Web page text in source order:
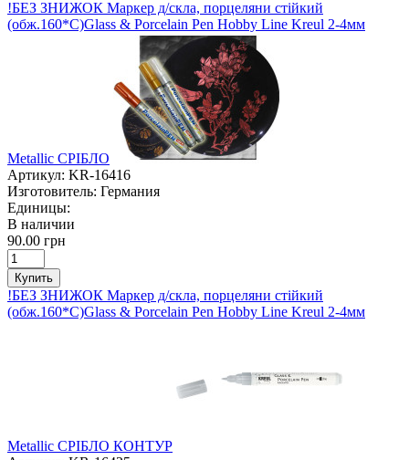
!БЕЗ ЗНИЖОК Маркер д/скла, порцеляни стійкий
(обж.160*С)Glass & Porcelain Pen Hobby Line Kreul 2-4мм
Metallic СРІБЛО
Артикул: KR-16416
Изготовитель: Германия
Единицы:
В наличии
90.00 грн
Купить
!БЕЗ ЗНИЖОК Маркер д/скла, порцеляни стійкий
(обж.160*С)Glass & Porcelain Pen Hobby Line Kreul 2-4мм
Metallic СРІБЛО КОНТУР